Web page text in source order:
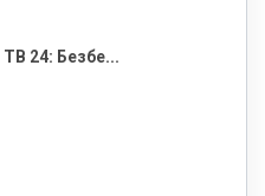
24: Безбе...